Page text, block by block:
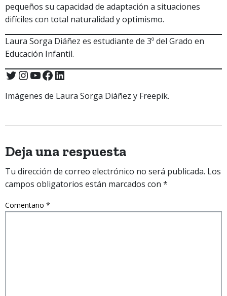
pequeños su capacidad de adaptación a situaciones
difíciles con total naturalidad y optimismo.
Laura Sorga Diáñez es estudiante de 3º del Grado en
Educación Infantil.
Imágenes de Laura Sorga Diáñez y Freepik.
Deja una respuesta
Tu dirección de correo electrónico no será publicada. Los
campos obligatorios están marcados con *
Comentario *